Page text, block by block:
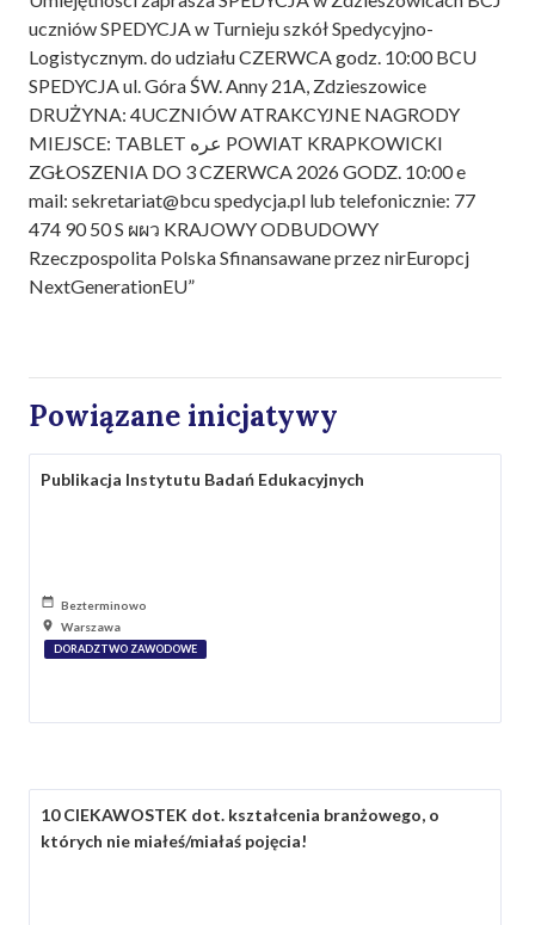
Powiązane inicjatywy
Publikacja Instytutu Badań Edukacyjnych
Bezterminowo
Warszawa
DORADZTWO ZAWODOWE
10 CIEKAWOSTEK dot. kształcenia branżowego, o
których nie miałeś/miałaś pojęcia!